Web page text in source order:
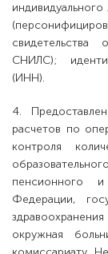
свидетельства
СНИЛС);
(ИНН).
4.
расчетов по
контроля
пенсионного и
Федерации,
окружная